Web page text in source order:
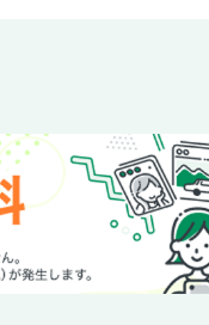
Championship2025」「
8」
期戦SMASHERS」
ムナンスタジアムで日本